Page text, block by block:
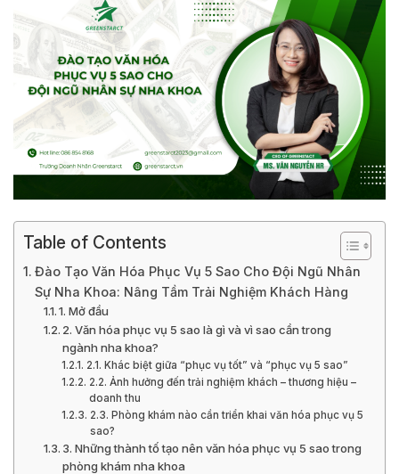
Table of Contents
Đào Tạo Văn Hóa Phục Vụ 5 Sao Cho Đội Ngũ Nhân
Sự Nha Khoa: Nâng Tầm Trải Nghiệm Khách Hàng
1. Mở đầu
2. Văn hóa phục vụ 5 sao là gì và vì sao cần trong
ngành nha khoa?
2.1. Khác biệt giữa “phục vụ tốt” và “phục vụ 5 sao”
2.2. Ảnh hưởng đến trải nghiệm khách – thương hiệu –
doanh thu
2.3. Phòng khám nào cần triển khai văn hóa phục vụ 5
sao?
3. Những thành tố tạo nên văn hóa phục vụ 5 sao trong
phòng khám nha khoa